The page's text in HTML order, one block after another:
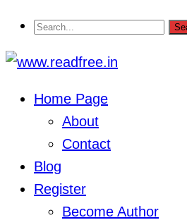
Home Page
About
Contact
Blog
Register
Become Author